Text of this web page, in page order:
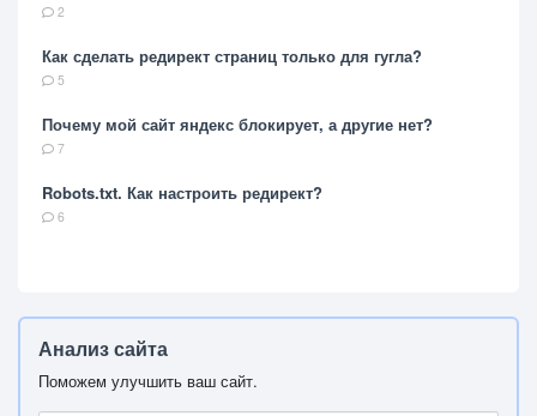
2
Как сделать редирект страниц только для гугла?
5
Почему мой сайт яндекс блокирует, а другие нет?
7
Robots.txt. Как настроить редирект?
6
Анализ сайта
Поможем улучшить ваш сайт.